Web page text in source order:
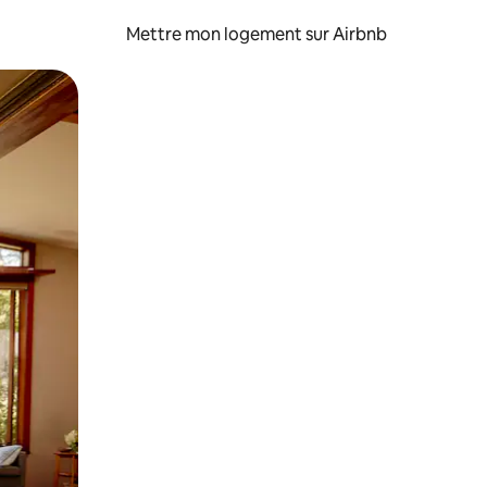
Mettre mon logement sur Airbnb
glisser.